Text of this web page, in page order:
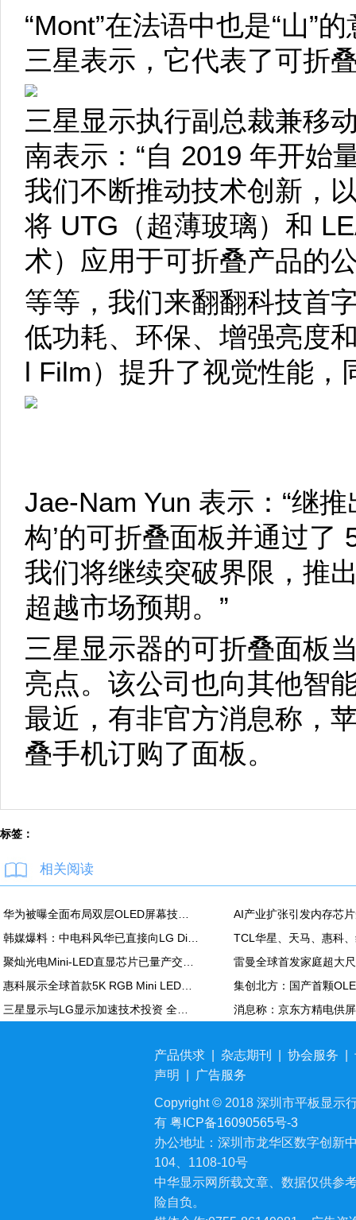
“Mont”在法语中也是“山
三星表示，它代表了可折
三星显示执行副总裁兼移
南表示：“自 2019 年开始
我们不断推动技术创新，
将 UTG（超薄玻璃）和
术）应用于可折叠产品的
等等，我们来翻翻科技首
低功耗、环保、增强亮度
l Film）提升了视觉性能，
Jae-Nam Yun 表示：“继
构’的可折叠面板并通过了
我们将继续突破界限，推
超越市场预期。”
三星显示器的可折叠面板
亮点。该公司也向其他
最近，有非官方消息称，
叠手机订购了面板。
标签：
相关阅读
产品供求 杂志期刊 协会服务
声明
广告服务
Copyright © 2018 深圳市平板显示
有 粤ICP备16090565号-3
办公地址：深圳市龙华区数字创新
104、1108-10号
中华显示网所载文章、数据仅供参
险自负。